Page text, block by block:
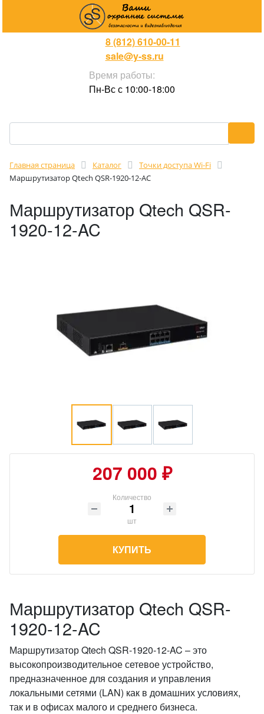
8 (812) 610-00-11
sale@y-ss.ru
Время работы:
Пн-Вс с 10:00-18:00
Главная страница Каталог
Точки доступа Wi-Fi
Маршрутизатор Qtech QSR-1920-12-AC
Маршрутизатор Qtech QSR-
1920-12-AC
207 000 ₽
Количество
шт
КУПИТЬ
Маршрутизатор Qtech QSR-
1920-12-AC
Маршрутизатор Qtech QSR-1920-12-AC – это
высокопроизводительное сетевое устройство,
предназначенное для создания и управления
локальными сетями (LAN) как в домашних условиях,
так и в офисах малого и среднего бизнеса.